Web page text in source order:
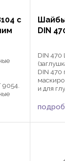
с
Шайбы
DIN
DIN 470
DIN 470
и для
125 мм.